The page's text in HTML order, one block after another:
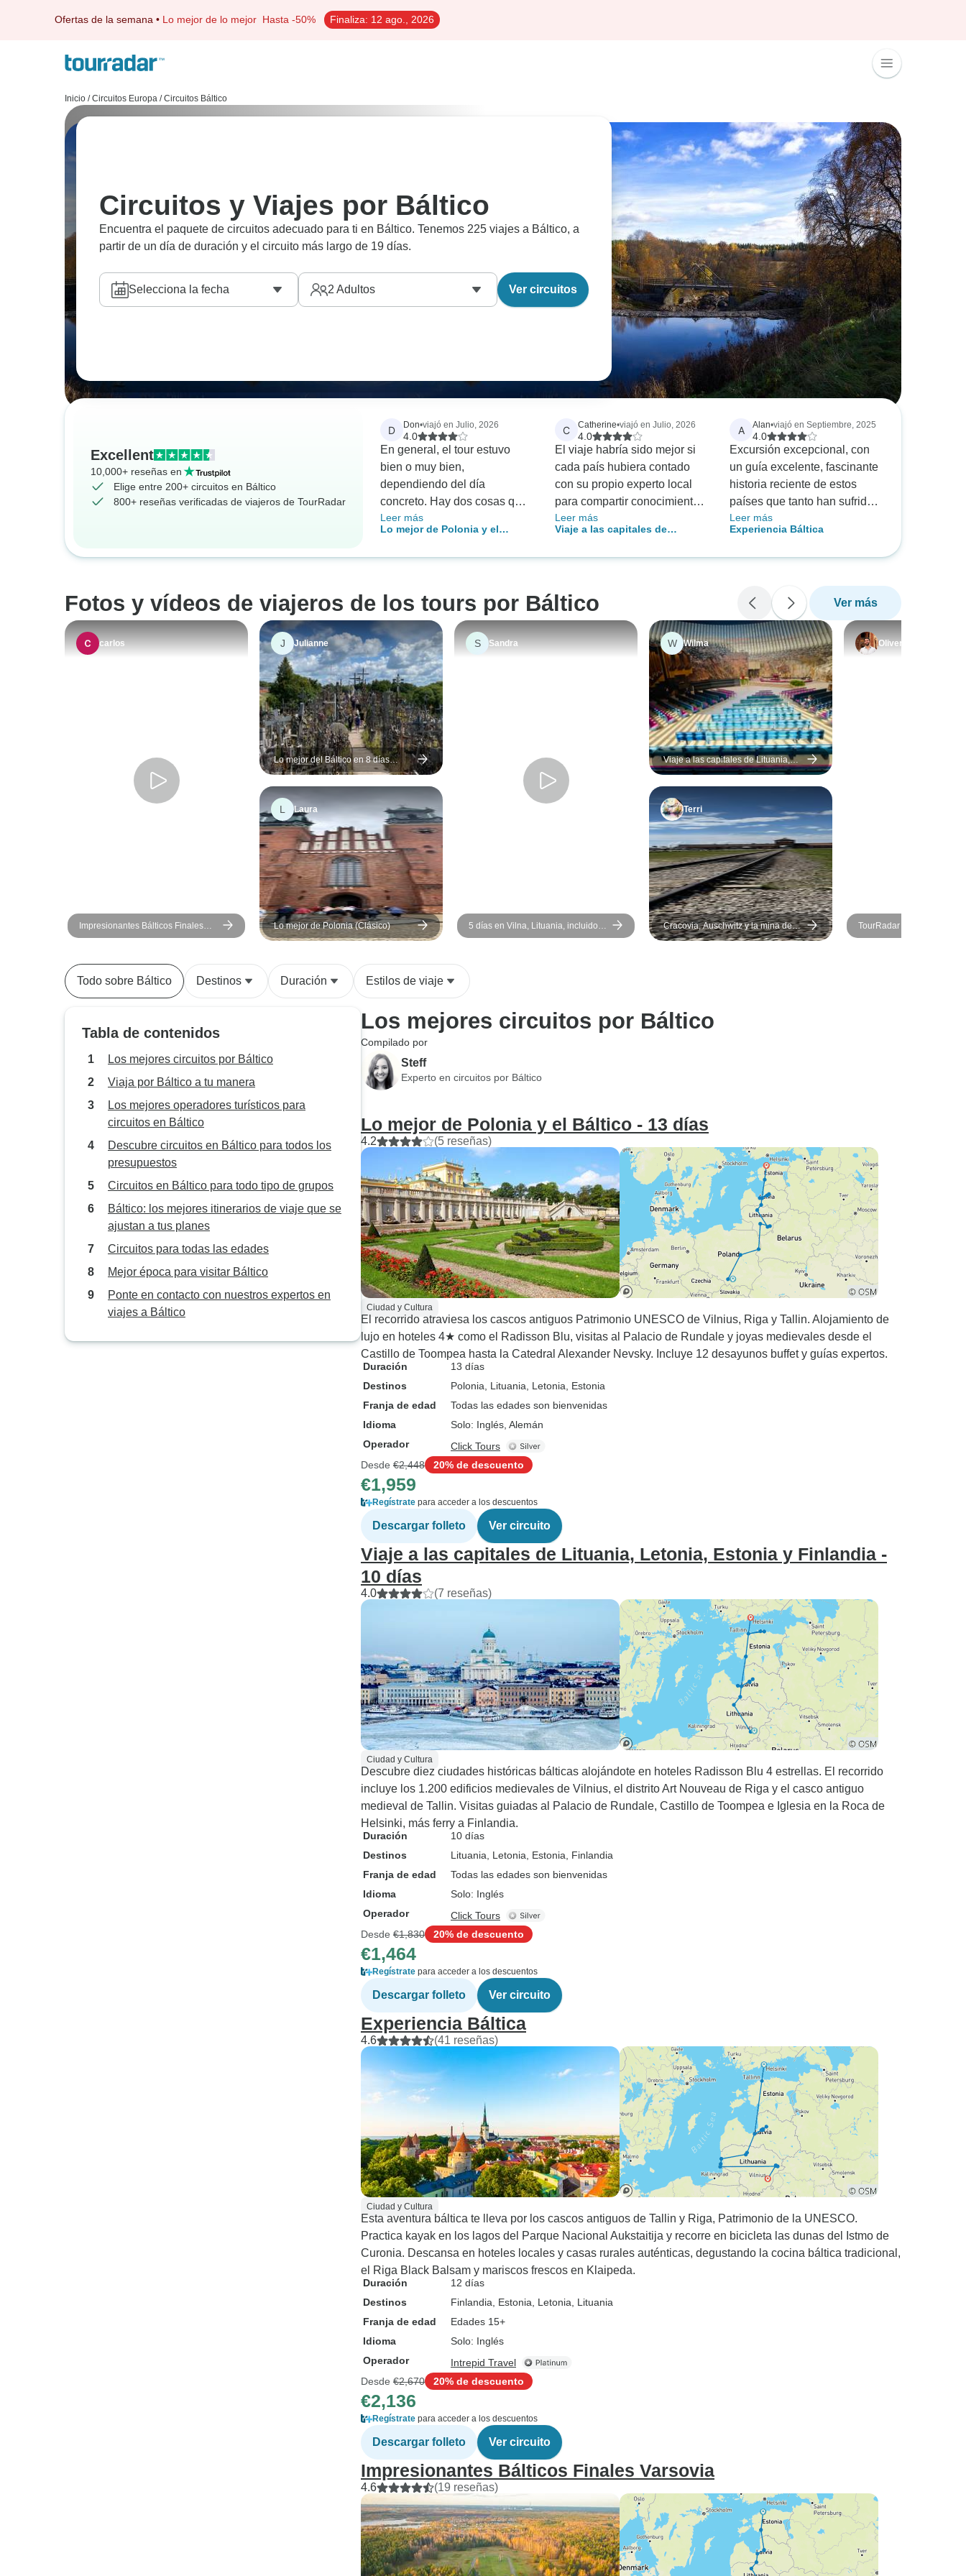
Ofertas de la semana • Lo mejor de lo mejor Hasta -50% Finaliza: 12 ago., 2026
Inicio / Circuitos Europa / Circuitos Báltico
Circuitos y Viajes por Báltico
Encuentra el paquete de circuitos adecuado para ti en Báltico. Tenemos 225 viajes a Báltico, a
partir de un día de duración y el circuito más largo de 19 días.
Selecciona la fecha 2 Adultos Ver circuitos
Excellent
10,000+ reseñas en
Elige entre 200+ circuitos en Báltico
800+ reseñas verificadas de viajeros de TourRadar
D Don•viajó en Julio, 2026
4.0
En general, el tour estuvo
bien o muy bien,
dependiendo del día
concreto. Hay dos cosas que,
en mi opinión, fueron errores
muy básicos. En primer lugar,
participantes antes del tour.
Es algo muy sencillo de
hacer con un ordenador y el
correo electrónico, pero no se
hizo. Por cierto, nunca he
estado en un viaje en grupo
pequeño como este en el que
no se hiciera esto. En
segundo lugar, con todos
esos largos trayectos en
autobús, habría sido muy fácil
que el autobús tuviera agua
embotellada para repartir,
pero nunca se hizo (a
diferencia de todos los viajes
que he hecho antes). Los
guías turísticos fueron
excelentes y se esforzaron
mucho. El alojamiento fue
mejor de lo que esperaba.
trayectos en autobús no
estaban a la altura y parecían
solo una forma de matar el
tiempo hasta llegar al hotel
más tarde.
Leer más
Lo mejor de Polonia y el
C Catherine•viajó en Julio, 2026
4.0
El viaje habría sido mejor si
cada país hubiera contado
con su propio experto local
para compartir conocimientos
y se hubieran usado las
máquinas Vox. Unos países
Leer más
Viaje a las capitales de
Finlandia - 10 días
A Alan•viajó en Septiembre, 2025
4.0
Excursión excepcional, con
un guía excelente, fascinante
historia reciente de estos
países que tanto han sufrido.
Me sorprendió la profundidad
del apoyo espontáneo a
la habitual mezcla de
nacionalidades de Intrepid, la
interacción con los lugareños
y el uso del transporte
público. La inclusión del
ciclismo en el espigón frente
a Kaliningrado, y del kayak
en un parque nacional
lituano, fue un acierto... con
opciones para un grupo
dispar. Lo pasé muy bien, ¡y
además aprendí mucho!
Leer más
Experiencia Báltica
Fotos y vídeos de viajeros de los tours por Báltico Ver más
carlos
Impresionantes Bálticos Finales
Varsovia
J Julianne
Lo mejor del Báltico en 8 días
(Vilna - Riga - Tallin)
L Laura
Lo mejor de Polonia (Clásico)
S Sandra
5 días en Vilna, Lituania, incluido
un día en la isla de Trakai
W Wilma
Viaje a las capitales de Lituania,
Letonia, Estonia y Finlandia - 10
días
Terri
Cracovia, Auschwitz y la mina de
sal de Wieliczka - 4 días
Oliver
TourRadar Aventura -
Todo sobre Báltico Destinos Duración Estilos de viaje
Tabla de contenidos
Los mejores circuitos por Báltico
Viaja por Báltico a tu manera
Los mejores operadores turísticos para
circuitos en Báltico
Descubre circuitos en Báltico para todos los
presupuestos
Circuitos en Báltico para todo tipo de grupos
Báltico: los mejores itinerarios de viaje que se
ajustan a tus planes
Circuitos para todas las edades
Mejor época para visitar Báltico
Ponte en contacto con nuestros expertos en
viajes a Báltico
Los mejores circuitos por Báltico
Compilado por
Steff
Experto en circuitos por Báltico
Lo mejor de Polonia y el Báltico - 13 días
4.2 (5 reseñas)
Ciudad y Cultura
El recorrido atraviesa los cascos antiguos Patrimonio UNESCO de Vilnius, Riga y Tallin. Alojamiento de
lujo en hoteles 4★ como el Radisson Blu, visitas al Palacio de Rundale y joyas medievales desde el
Castillo de Toompea hasta la Catedral Alexander Nevsky. Incluye 12 desayunos buffet y guías expertos.
Duración
13 días
Destinos
Polonia , Lituania , Letonia , Estonia
Franja de edad
Todas las edades son bienvenidas
Idioma
Solo: Inglés, Alemán
Operador
Click Tours
Desde €2,448 20% de descuento
€1,959
Regístrate para acceder a los descuentos
Descargar folleto Ver circuito
Viaje a las capitales de Lituania, Letonia, Estonia y Finlandia -
10 días
4.0 (7 reseñas)
Ciudad y Cultura
Descubre diez ciudades históricas bálticas alojándote en hoteles Radisson Blu 4 estrellas. El recorrido
incluye los 1.200 edificios medievales de Vilnius, el distrito Art Nouveau de Riga y el casco antiguo
medieval de Tallin. Visitas guiadas al Palacio de Rundale, Castillo de Toompea e Iglesia en la Roca de
Helsinki, más ferry a Finlandia.
Duración
10 días
Destinos
Lituania , Letonia , Estonia , Finlandia
Franja de edad
Todas las edades son bienvenidas
Idioma
Solo: Inglés
Operador
Click Tours
Desde €1,830 20% de descuento
€1,464
Regístrate para acceder a los descuentos
Descargar folleto Ver circuito
Experiencia Báltica
4.6 (41 reseñas)
Ciudad y Cultura
Esta aventura báltica te lleva por los cascos antiguos de Tallin y Riga, Patrimonio de la UNESCO.
Practica kayak en los lagos del Parque Nacional Aukstaitija y recorre en bicicleta las dunas del Istmo de
Curonia. Descansa en hoteles locales y casas rurales auténticas, degustando la cocina báltica tradicional,
el Riga Black Balsam y mariscos frescos en Klaipeda.
Duración
12 días
Destinos
Finlandia , Estonia , Letonia , Lituania
Franja de edad
Edades 15+
Idioma
Solo: Inglés
Operador
Intrepid Travel
Desde €2,670 20% de descuento
€2,136
Regístrate para acceder a los descuentos
Descargar folleto Ver circuito
Impresionantes Bálticos Finales Varsovia
4.6 (19 reseñas)